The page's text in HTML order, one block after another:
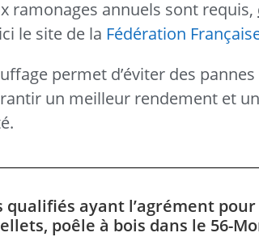
ramonages annuels sont requis,
le site de la Fédération
permet d’éviter des pannes
un meilleur rendement et
ayant l’agrément
poêle à bois dans le 56-